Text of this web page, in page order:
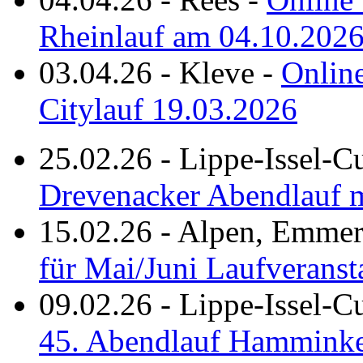
Rheinlauf am
03.04.26 - Kleve -
Citylauf 19.03.2026
25.02.26 - Lippe-Issel-
Drevenacker Abendlauf
15.02.26 - Alpen,
für Mai/Juni
09.02.26 - Lippe-Issel-
45. Abendlauf